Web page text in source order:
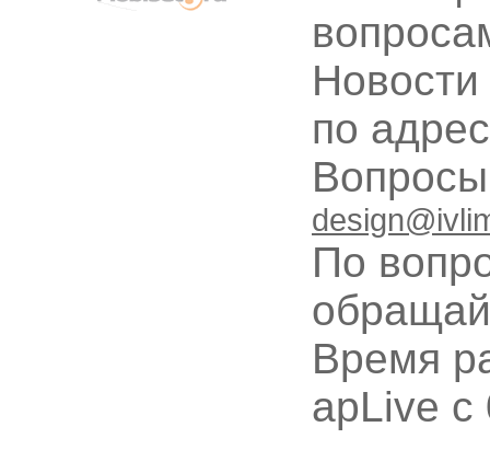
по
По
Время
apLive c